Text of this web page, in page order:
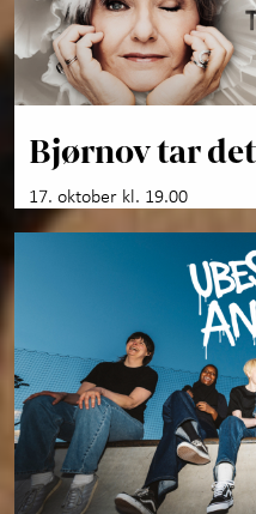
Bjørnov tar
17. oktober kl. 19.00